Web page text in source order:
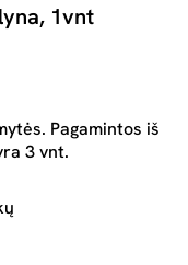
1vnt
Pagamintos iš
3 vnt.